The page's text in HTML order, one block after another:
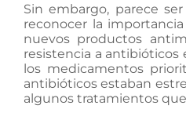
Sin embargo, parece
reconocer la
nuevos productos
resistencia a antibióticos
los medicamentos
antibióticos estaban
algunos tratamientos